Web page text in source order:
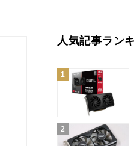
人気記事ラン